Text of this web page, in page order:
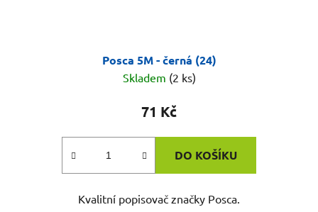
Posca 5M - černá (24)
Skladem (2 ks)
71 Kč
DO KOŠÍKU
Kvalitní popisovač značky Posca.